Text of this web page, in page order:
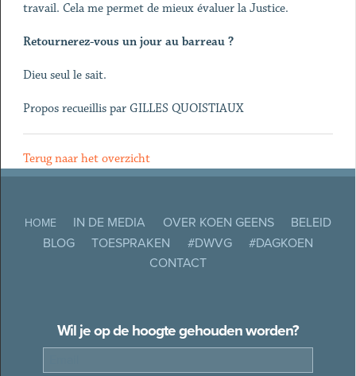
travail. Cela me permet de mieux évaluer la Justice.
Retournerez-vous un jour au barreau ?
Dieu seul le sait.
Propos recueillis par GILLES QUOISTIAUX
Terug naar het overzicht
HOME IN DE MEDIA OVER KOEN GEENS
BELEID
BLOG
TOESPRAKEN #DWVG
#DAGKOEN
CONTACT
Wil je op de hoogte gehouden worden?